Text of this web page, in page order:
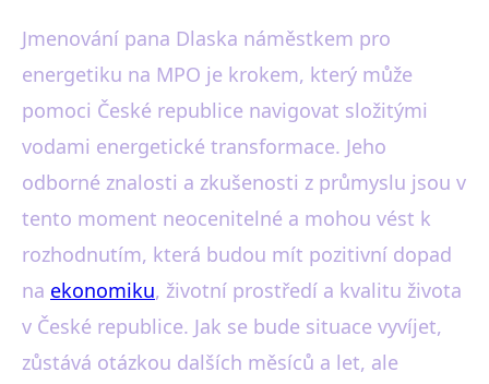
Jmenování pana Dlaska náměstkem pro
energetiku na MPO je krokem, který může
pomoci České republice navigovat složitými
vodami energetické transformace. Jeho
odborné znalosti a zkušenosti z průmyslu jsou v
tento moment neocenitelné a mohou vést k
rozhodnutím, která budou mít pozitivní dopad
na ekonomiku, životní prostředí a kvalitu života
v České republice. Jak se bude situace vyvíjet,
zůstává otázkou dalších měsíců a let, ale